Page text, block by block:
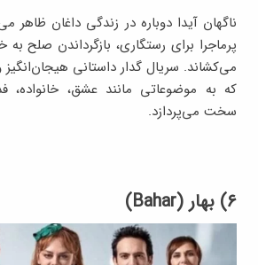
ناگهان آیدا دوباره در زندگی داغان ظاهر
پرماجرا برای رستگاری، بازگرداندن صلح به
می‌کشاند. سریال گدار داستانی
که به موضوعاتی مانند عشق، خانواده،
سخت می‌پردازد.
۶) بهار (Bahar)